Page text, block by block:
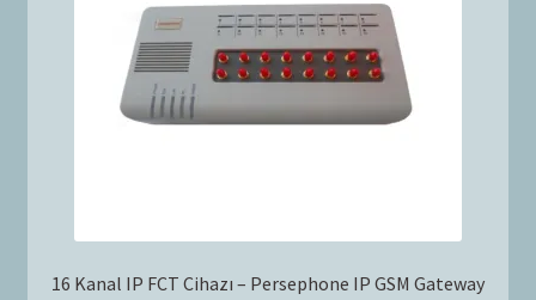
16 Kanal IP FCT Cihazı – Persephone IP GSM Gateway